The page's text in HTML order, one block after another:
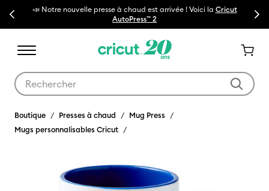
Previouspresse à chaud est arrivée ! Voici la Cricut
🔥NOUVEAU PRIX Next
Boutique Presses à chaud
Mug Press
Mugs personnalisables Cricut